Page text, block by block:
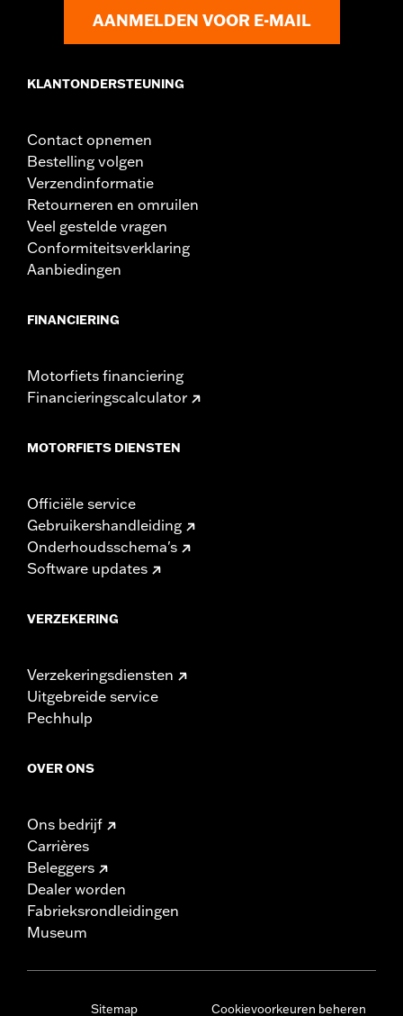
AANMELDEN VOOR E-MAIL
KLANTONDERSTEUNING
Contact opnemen
Bestelling volgen
Verzendinformatie
Retourneren en omruilen
Veel gestelde vragen
Conformiteitsverklaring
Aanbiedingen
FINANCIERING
Motorfiets financiering
Financieringscalculator
MOTORFIETS DIENSTEN
Officiële service
Gebruikershandleiding
Onderhoudsschema's
Software updates
VERZEKERING
Verzekeringsdiensten
Uitgebreide service
Pechhulp
OVER ONS
Ons bedrijf
Carrières
Beleggers
Dealer worden
Fabrieksrondleidingen
Museum
Sitemap Cookievoorkeuren beheren